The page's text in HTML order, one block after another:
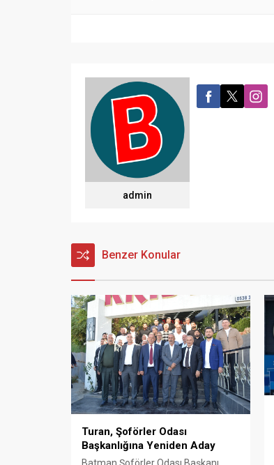
admin
Benzer Konular
Turan, Şoförler Odası
Başkanlığına Yeniden Aday